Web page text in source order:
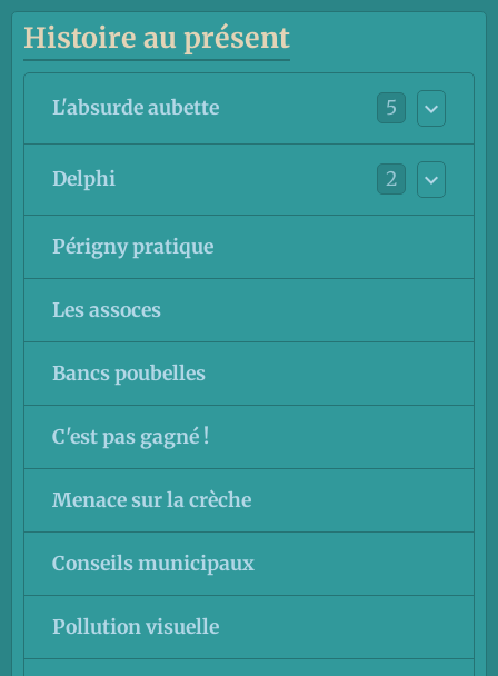
Histoire au présent
L'absurde aubette 5
Delphi 2
Périgny pratique
Les assoces
Bancs poubelles
C'est pas gagné !
Menace sur la crèche
Conseils municipaux
Pollution visuelle